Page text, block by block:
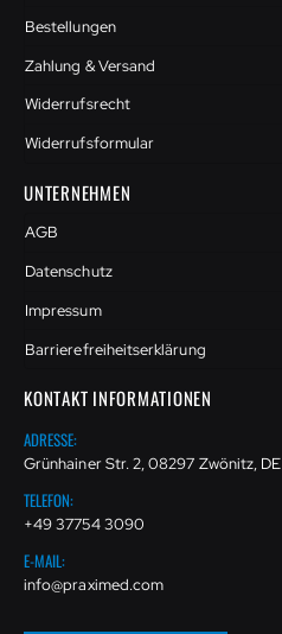
Bestellungen
Zahlung & Versand
Widerrufsrecht
Widerrufsformular
UNTERNEHMEN
AGB
Datenschutz
Impressum
Barrierefreiheitserklärung
KONTAKT INFORMATIONEN
ADRESSE:
Grünhainer Str. 2, 08297 Zwönitz, DE
TELEFON:
+49 37754 3090
E-MAIL:
info@praximed.com